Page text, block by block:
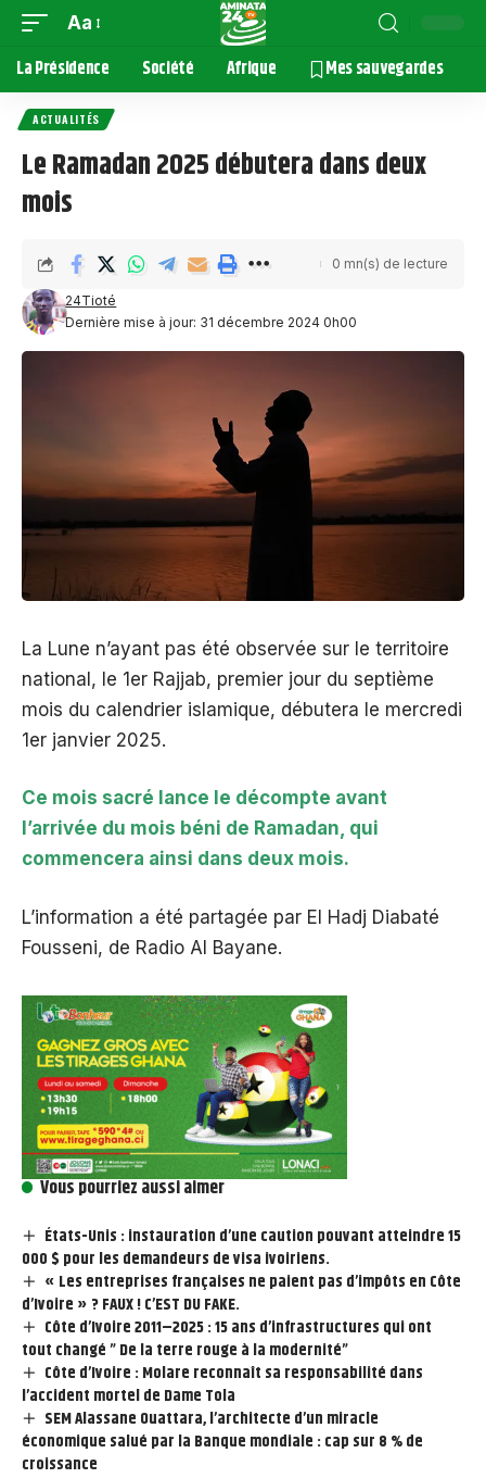
Aa
La Présidence Société Afrique Mes sauvegardes
ACTUALITÉS
Le Ramadan 2025 débutera dans deux
mois
Dernière mise à jour: 31 décembre 2024 0h00
24Tioté
0 mn(s) de lecture
La Lune n’ayant pas été observée sur le territoire
national, le 1er Rajjab, premier jour du septième
mois du calendrier islamique, débutera le mercredi
1er janvier 2025.
Ce mois sacré lance le décompte avant
l’arrivée du mois béni de Ramadan, qui
commencera ainsi dans deux mois.
L’information a été partagée par El Hadj Diabaté
Fousseni, de Radio Al Bayane.
Vous pourriez aussi aimer
États-Unis : instauration d’une caution pouvant atteindre 15
000 $ pour les demandeurs de visa ivoiriens.
« Les entreprises françaises ne paient pas d’impôts en Côte
d’Ivoire » ? FAUX ! C’EST DU FAKE.
Côte d’Ivoire 2011–2025 : 15 ans d’infrastructures qui ont
tout changé ” De la terre rouge à la modernité”
Côte d’Ivoire : Molare reconnaît sa responsabilité dans
l’accident mortel de Dame Tola
SEM Alassane Ouattara, l’architecte d’un miracle
économique salué par la Banque mondiale : cap sur 8 % de
croissance